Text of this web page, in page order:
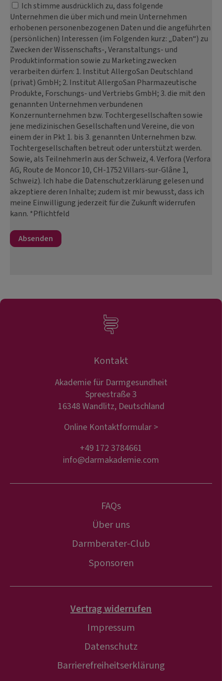
Ich stimme ausdrücklich zu, dass folgende
Unternehmen die über mich und mein Unternehmen
erhobenen personenbezogenen Daten und die angeführten
(persönlichen) Interessen (im Folgenden kurz: „Daten“) zu
Zwecken der Wissenschafts-, Veranstaltungs- und
Produktinformation sowie zu Marketingzwecken
verarbeiten dürfen: 1. Institut AllergoSan Deutschland
(privat) GmbH; 2. Institut AllergoSan Pharmazeutische
Produkte, Forschungs- und Vertriebs GmbH; 3. die mit den
genannten Unternehmen verbundenen
Konzernunternehmen bzw. Tochtergesellschaften sowie
jene medizinischen Gesellschaften und Vereine, die von
einem der in Pkt 1. bis 3. genannten Unternehmen bzw.
Tochtergesellschaften betreut oder unterstützt werden.
Sowie, als TeilnehmerIn aus der Schweiz, 4. Verfora (Verfora
AG, Route de Moncor 10, CH-1752 Villars-sur-Glâne 1,
Schweiz). Ich habe die Datenschutzerklärung gelesen und
akzeptiere deren Inhalte; zudem ist mir bewusst, dass ich
meine Einwilligung jederzeit für die Zukunft widerrufen
kann. *Pflichtfeld
Kontakt
Akademie für Darmgesundheit
Spreestraße 3
16348 Wandlitz, Deutschland
Online Kontaktformular >
+49 172 3784661
info@darmakademie.com
FAQs
Über uns
Darmberater-Club
Sponsoren
Vertrag widerrufen
Impressum
Datenschutz
Barrierefreiheitserklärung